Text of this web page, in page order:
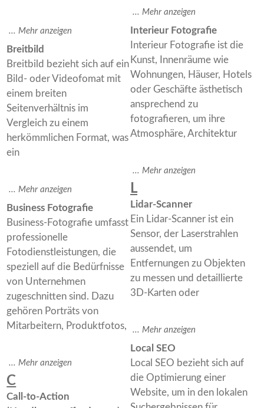
Breitbild
Breitbild bezieht sich auf ein
Bild- oder Videofomat mit
einem breiten
Seitenverhältnis im
Vergleich zu einem
herkömmlichen Format, was
ein
Business Fotografie
Business-Fotografie umfasst
professionelle
Fotodienstleistungen, die
speziell auf die Bedürfnisse
von Unternehmen
zugeschnitten sind. Dazu
gehören Porträts von
Mitarbeitern, Produktfotos,
C
Call-to-Action
Interieur Fotografie
Interieur Fotografie ist die
Kunst, Innenräume wie
Wohnungen, Häuser, Hotels
oder Geschäfte ästhetisch
ansprechend zu
fotografieren, um ihre
Atmosphäre, Architektur
L
Lidar-Scanner
Ein Lidar-Scanner ist ein
Sensor, der Laserstrahlen
aussendet, um
Entfernungen zu Objekten
zu messen und detaillierte
3D-Karten oder
Local SEO
Local SEO bezieht sich auf
die Optimierung einer
Website, um in den lokalen